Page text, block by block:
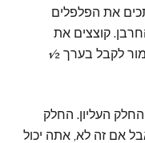
את הפלפלים
קוצצים את
הפלפלים ומניחים אותם בצד; אתה אמור לקבל בערך 1⁄2
העליון. החלק
אם זה לא, אתה יכול